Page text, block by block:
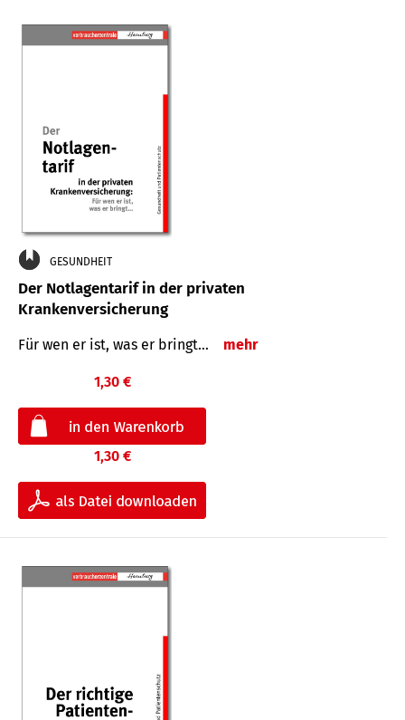
GESUNDHEIT
Der Notlagentarif in der privaten
Krankenversicherung
Für wen er ist, was er bringt… mehr
1,30 €
1,30 €